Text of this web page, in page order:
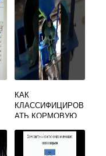
КАК
КЛАССИФИЦИРОВ
АТЬ КОРМОВУЮ
СОСТОЯЩУЮ ИЗ
РЖИ 70 И